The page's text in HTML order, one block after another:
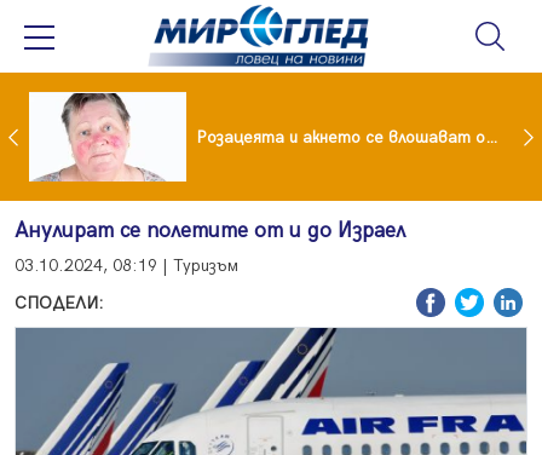
Симона Пейчева отиде на море след убийството на Владо Загатото, скарала се с него за пари Розацеята и акнето се влошават от слънцето
Анулират се полетите от и до Израел
03.10.2024, 08:19 | Туризъм
СПОДЕЛИ: